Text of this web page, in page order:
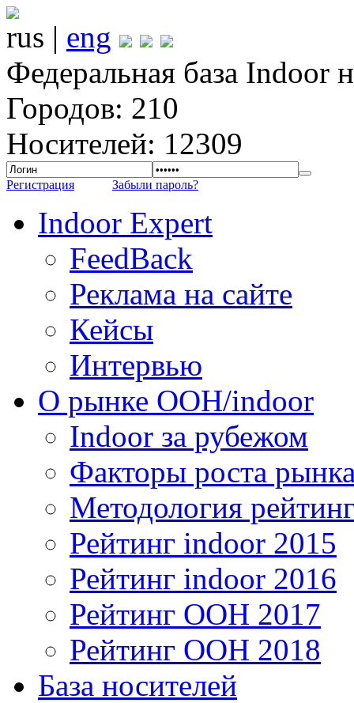
rus | eng
Федеральная база Indoor
Городов: 210
Носителей: 12309
Регистрация Забыли пароль?
Indoor Expert
FeedBack
Реклама на сайте
Кейсы
Интервью
О рынке OOH/indoor
Indoor за рубежом
Факторы роста
Методология
Рейтинг indoor 2015
Рейтинг indoor 2016
Рейтинг OOH 2017
Рейтинг OOH 2018
База носителей